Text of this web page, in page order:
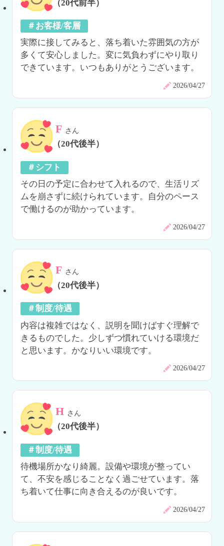
（20代前半）
＃お客様/客層
実際に接してみると、落ち着いた雰囲気の方が
多くて安心しました。変に気負わずにやり取り
できています。いつもありがとうございます。
2026/04/27
F さん
（20代後半）
＃シフト
その日の予定に合わせて入れるので、生活リズ
ムを崩さずに続けられています。自分のペース
で働けるのが助かっています。
2026/04/27
F さん
（20代後半）
＃制度/待遇
内容は複雑ではなく、説明を聞けばすぐ理解で
きるものでした。少しずつ慣れていける環境だ
と思います。かなりいい環境です。
2026/04/27
H さん
（20代後半）
＃制度/待遇
待機場所かなり綺麗。設備や環境が整ってい
て、不安を感じることなく過ごせています。落
ち着いて仕事に向き合えるのが良いです。
2026/04/27